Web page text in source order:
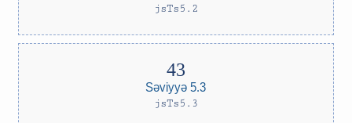
jsTs5.2
Səviyyə 5.3
jsTs5.3